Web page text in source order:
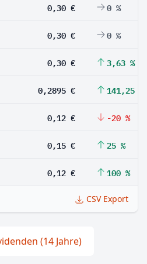
0,30 € 0 %
0,30 € 0 %
0,30 € 3,63 %
0,2895 € 141,25 %
0,12 € -20 %
0,15 € 25 %
0,12 € 100 %
CSV Export
(14 Jahre)